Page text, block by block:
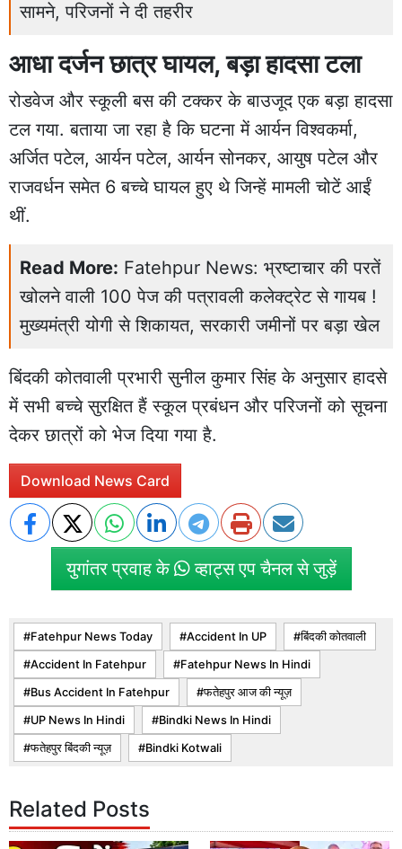
सामने, परिजनों ने दी तहरीर
आधा दर्जन छात्र घायल, बड़ा हादसा टला
रोडवेज और स्कूली बस की टक्कर के बाउजूद एक बड़ा हादसा
टल गया. बताया जा रहा है कि घटना में आर्यन विश्वकर्मा,
अर्जित पटेल, आर्यन पटेल, आर्यन सोनकर, आयुष पटेल और
राजवर्धन समेत 6 बच्चे घायल हुए थे जिन्हें मामली चोटें आईं
थीं.
Read More: Fatehpur News: भ्रष्टाचार की परतें
खोलने वाली 100 पेज की पत्रावली कलेक्ट्रेट से गायब !
मुख्यमंत्री योगी से शिकायत, सरकारी जमीनों पर बड़ा खेल
बिंदकी कोतवाली प्रभारी सुनील कुमार सिंह के अनुसार हादसे
में सभी बच्चे सुरक्षित हैं स्कूल प्रबंधन और परिजनों को सूचना
देकर छात्रों को भेज दिया गया है.
Download News Card
युगांतर प्रवाह के व्हाट्स एप चैनल से जुड़ें
Fatehpur News Today Accident In UP बिंदकी कोतवाली
Accident In Fatehpur Fatehpur News In Hindi
Bus Accident In Fatehpur फतेहपुर आज की न्यूज़
UP News In Hindi Bindki News In Hindi
फतेहपुर बिंदकी न्यूज़ Bindki Kotwali
Related Posts